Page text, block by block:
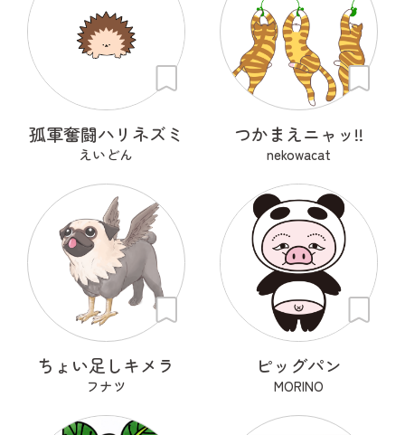
孤軍奮闘ハリネズミ
えいどん
つかまえニャッ!!
nekowacat
ちょい足しキメラ
フナツ
ピッグパン
MORINO